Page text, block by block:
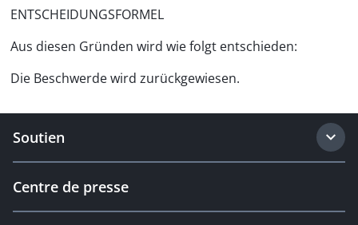
ENTSCHEIDUNGSFORMEL
Aus diesen Gründen wird wie folgt entschieden:
Die Beschwerde wird zurückgewiesen.
Soutien
Centre de presse